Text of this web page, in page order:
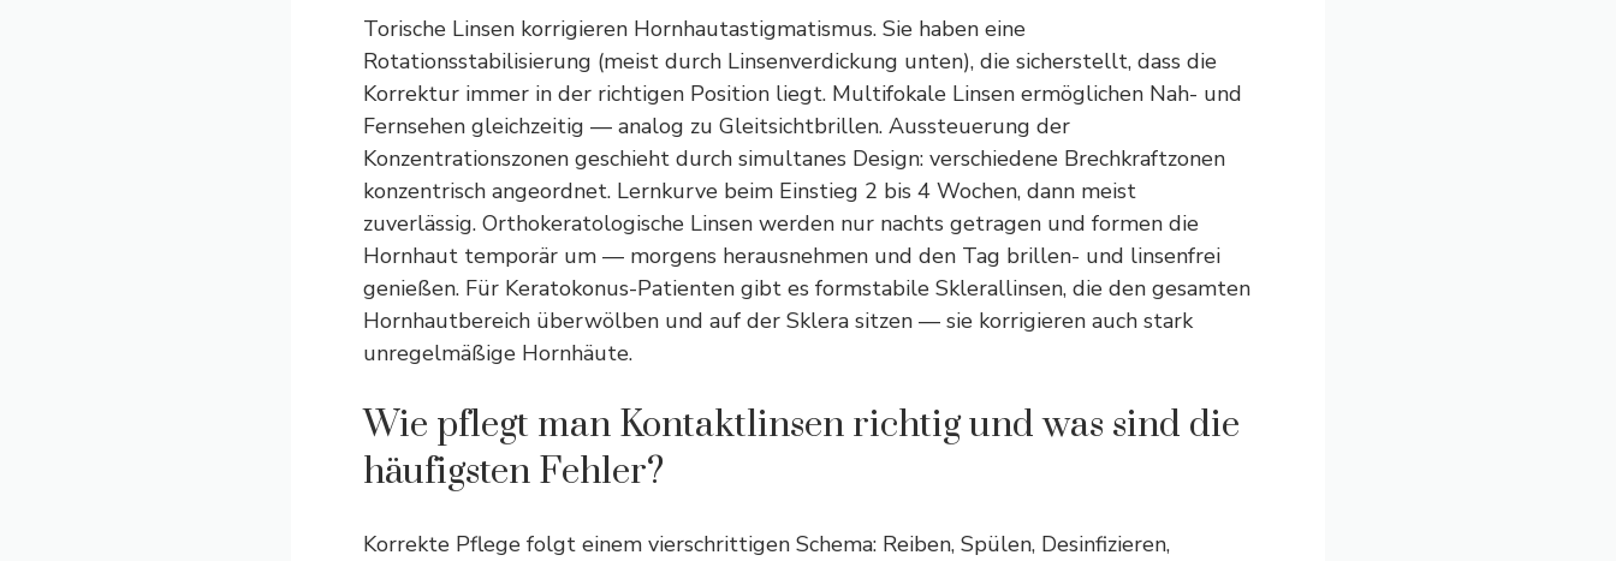
Torische Linsen korrigieren Hornhautastigmatismus. Sie haben eine
Rotationsstabilisierung (meist durch Linsenverdickung unten), die sicherstellt, dass die
Korrektur immer in der richtigen Position liegt. Multifokale Linsen ermöglichen Nah- und
Fernsehen gleichzeitig — analog zu Gleitsichtbrillen. Aussteuerung der
Konzentrationszonen geschieht durch simultanes Design: verschiedene Brechkraftzonen
konzentrisch angeordnet. Lernkurve beim Einstieg 2 bis 4 Wochen, dann meist
zuverlässig. Orthokeratologische Linsen werden nur nachts getragen und formen die
Hornhaut temporär um — morgens herausnehmen und den Tag brillen- und linsenfrei
genießen. Für Keratokonus-Patienten gibt es formstabile Sklerallinsen, die den gesamten
Hornhautbereich überwölben und auf der Sklera sitzen — sie korrigieren auch stark
unregelmäßige Hornhäute.
Wie pflegt man Kontaktlinsen richtig und was sind die
häufigsten Fehler?
Korrekte Pflege folgt einem vierschrittigen Schema: Reiben, Spülen, Desinfizieren,